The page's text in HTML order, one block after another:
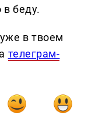
в беду.
в твоем
телеграм-